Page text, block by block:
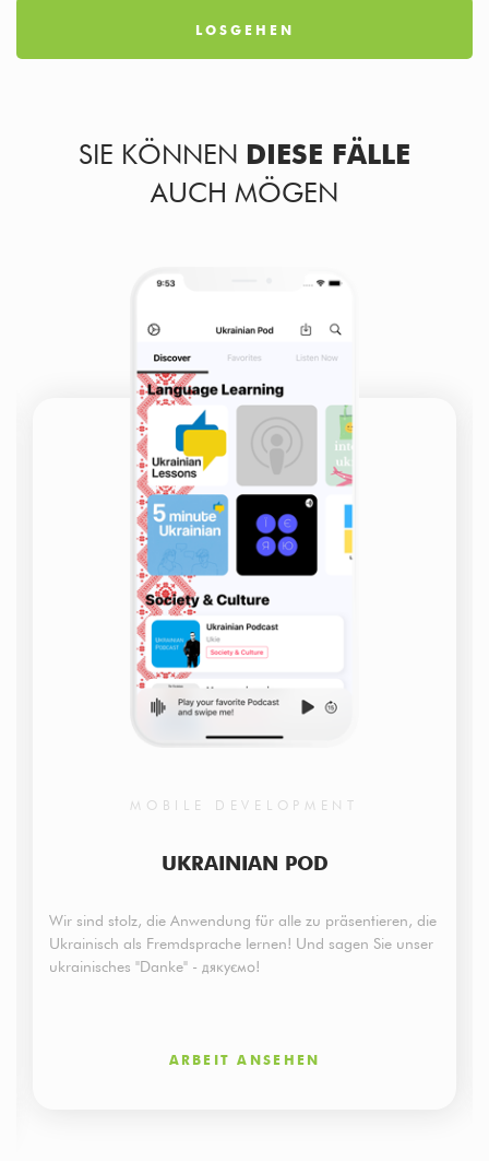
LOSGEHEN
SIE KÖNNEN DIESE FÄLLE
AUCH MÖGEN
MOBILE DEVELOPMENT
UKRAINIAN POD
Wir sind stolz, die Anwendung für alle zu präsentieren, die
Ukrainisch als Fremdsprache lernen! Und sagen Sie unser
ukrainisches "Danke" - дякуємо!
ARBEIT ANSEHEN